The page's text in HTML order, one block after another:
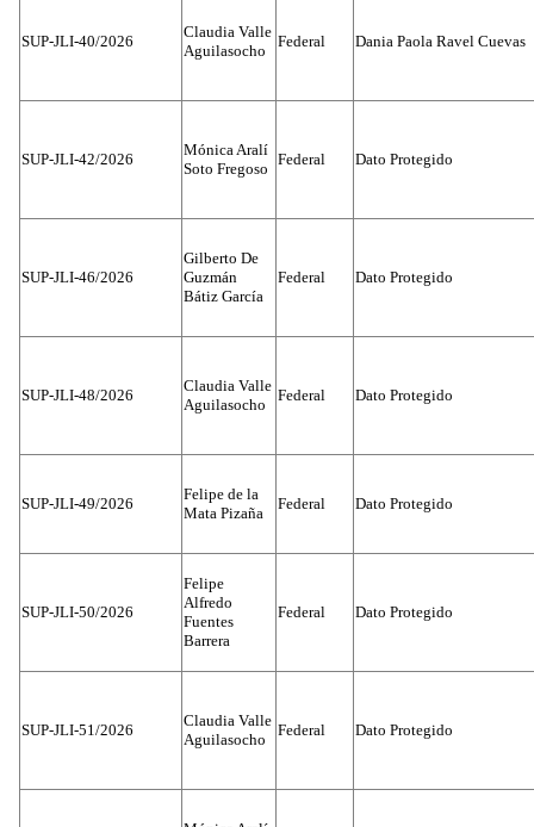
SUP-JLI-40/2026
Claudia Valle
Aguilasocho
Federal Dania Paola Ravel Cuevas
SUP-JLI-42/2026
Mónica Aralí
Soto Fregoso
Federal Dato Protegido
SUP-JLI-46/2026
Gilberto De
Guzmán
Bátiz García
Federal Dato Protegido
SUP-JLI-48/2026
Claudia Valle
Aguilasocho
Federal Dato Protegido
SUP-JLI-49/2026
Felipe de la
Mata Pizaña
Federal Dato Protegido
SUP-JLI-50/2026
Felipe
Alfredo
Fuentes
Barrera
Federal Dato Protegido
SUP-JLI-51/2026
Claudia Valle
Aguilasocho
Federal Dato Protegido